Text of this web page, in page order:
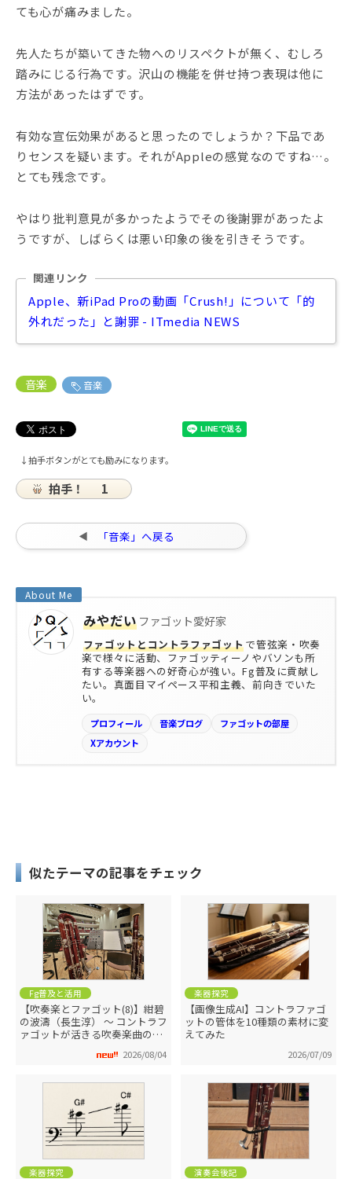
ても心が痛みました。
先人たちが築いてきた物へのリスペクトが無く、むしろ
踏みにじる行為です。沢山の機能を併せ持つ表現は他に
方法があったはずです。
有効な宣伝効果があると思ったのでしょうか？下品であ
りセンスを疑います。それがAppleの感覚なのですね…。
とても残念です。
やはり批判意見が多かったようでその後謝罪があったよ
うですが、しばらくは悪い印象の後を引きそうです。
関連リンク
Apple、新iPad Proの動画「Crush!」について「的
外れだった」と謝罪 - ITmedia NEWS
音楽 音楽
↓拍手ボタンがとても励みになります。
拍手！ 1
「音楽」へ戻る
みやだいファゴット愛好家
ファゴットとコントラファゴットで管弦楽・吹奏
楽で様々に活動、ファゴッティーノやバソンも所
有する等楽器への好奇心が強い。Fg普及に貢献し
たい。真面目マイペース平和主義、前向きでいた
い。
プロフィール 音楽ブログ
ファゴットの部屋
Xアカウント
似たテーマの記事をチェック
Fg普及と活用
【吹奏楽とファゴット(8)】紺碧
の波濤（長生淳） ～ コントラフ
ァゴットが活きる吹奏楽曲の1
2026/08/04
楽器探究
【画像生成AI】コントラファゴ
ットの管体を10種類の素材に変
えてみた
2026/07/09
楽器探究 演奏会後記